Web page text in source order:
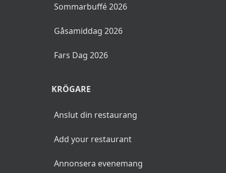
Sommarbuffé 2026
Gåsamiddag 2026
Fars Dag 2026
KRÖGARE
Anslut din restaurang
Add your restaurant
Annonsera evenemang